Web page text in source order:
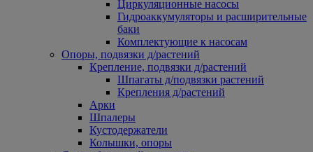
Циркуляционные насосы
Гидроаккумуляторы и расширительные
баки
Комплектующие к насосам
Опоры, подвязки д/растений
Крепление, подвязки д/растений
Шпагаты д/подвязки растений
Крепления д/растений
Арки
Шпалеры
Кустодержатели
Колышки, опоры